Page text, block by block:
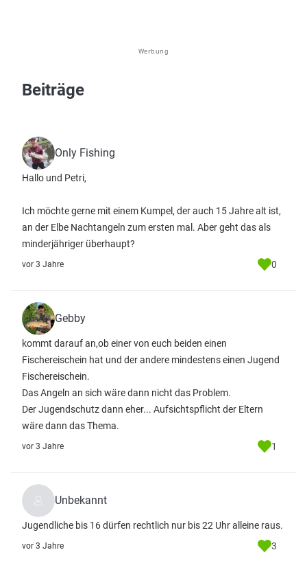
Werbung
Beiträge
Only Fishing
Hallo und Petri,
Ich möchte gerne mit einem Kumpel, der auch 15 Jahre alt ist,
an der Elbe Nachtangeln zum ersten mal. Aber geht das als
minderjähriger überhaupt?
vor 3 Jahre 0
Gebby
kommt darauf an,ob einer von euch beiden einen
Fischereischein hat und der andere mindestens einen Jugend
Fischereischein.
Das Angeln an sich wäre dann nicht das Problem.
Der Jugendschutz dann eher... Aufsichtspflicht der Eltern
wäre dann das Thema.
vor 3 Jahre 1
Unbekannt
Jugendliche bis 16 dürfen rechtlich nur bis 22 Uhr alleine raus.
vor 3 Jahre 3